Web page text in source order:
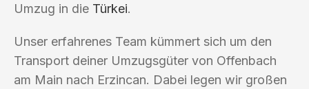
Umzug in die Türkei.
Unser erfahrenes Team kümmert sich um den
Transport deiner Umzugsgüter von Offenbach
am Main nach Erzincan. Dabei legen wir großen